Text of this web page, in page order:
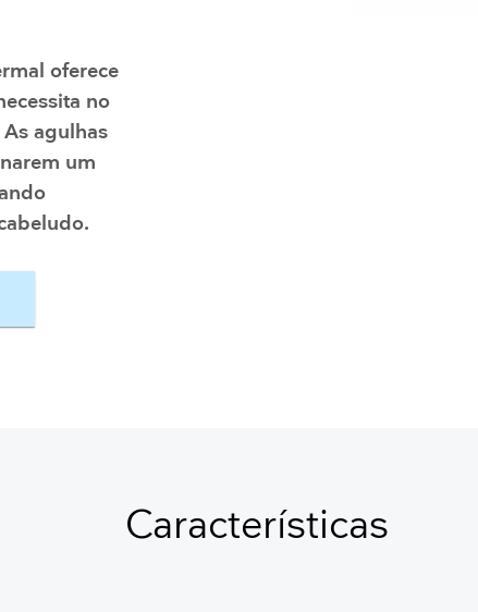
oferece
no
agulhas
um
Características